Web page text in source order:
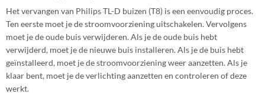
Het vervangen van Philips TL-D buizen (T8) is een eenvoudig proces.
Ten eerste moet je de stroomvoorziening uitschakelen. Vervolgens
moet je de oude buis verwijderen. Als je de oude buis hebt
verwijderd, moet je de nieuwe buis installeren. Als je de buis hebt
geïnstalleerd, moet je de stroomvoorziening weer aanzetten. Als je
klaar bent, moet je de verlichting aanzetten en controleren of deze
werkt.